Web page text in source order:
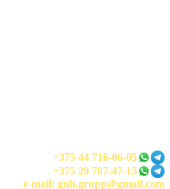
+375 44 716-06-05
+375 29 707-47-15
e-mail: gnb.grupp@gmail.com